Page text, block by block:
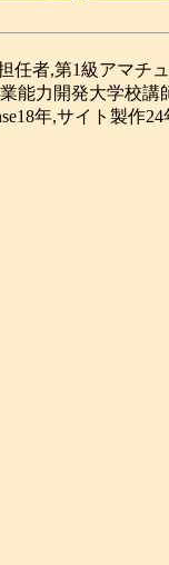
任者,第1級アマチ
能力開発大学校講
年,サイト製作